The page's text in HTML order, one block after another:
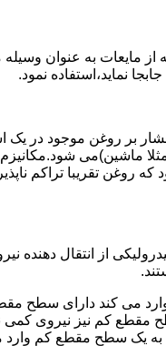
مایعات به عنوان وسیله
نماید،استفاده نمود.
بر روغن موجود در یک
ماشین)می
که روغن تقریبا تراکم
از انتقال دهنده
می کند دارای سطح
کم نیز نیروی کمی
به یک سطح مقطع کم وارد